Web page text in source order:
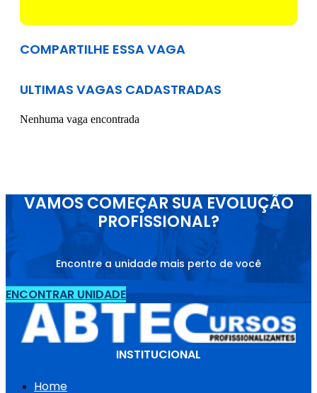
COMPARTILHE ESSA VAGA
ULTIMAS VAGAS CADASTRADAS
Nenhuma vaga encontrada
VAMOS COMEÇAR SUA EVOLUÇÃO
PROFISSIONAL?
Encontre a unidade mais perto de você
ENCONTRAR UNIDADE
INSTITUCIONAL
Home